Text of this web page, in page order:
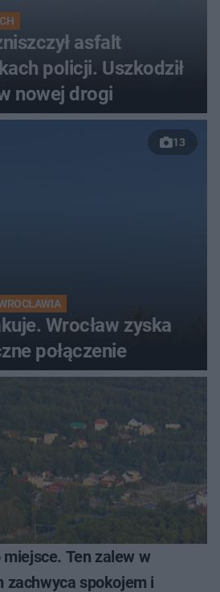
asfalt
policji. Uszkodził
nowej drogi
13
Wrocław zyska
połączenie
Ten zalew w
zachwyca spokojem i